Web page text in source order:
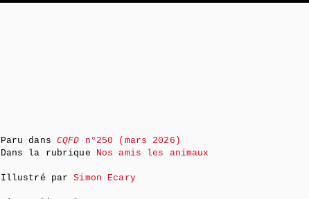
Paru dans CQFD n°250 (mars 2026)
Dans la rubrique Nos amis les animaux
Illustré parSimon Ecary